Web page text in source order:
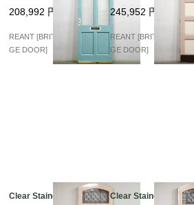
208,992 円
REANT [BRITISH VINTA
GE DOOR]
245,952 円
REANT [BRITISH VINTA
GE DOOR]
Clear Stained arch Clear Stained arch